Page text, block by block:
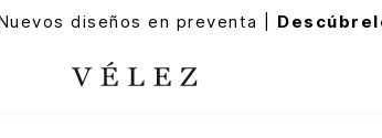
diseños en preventa |